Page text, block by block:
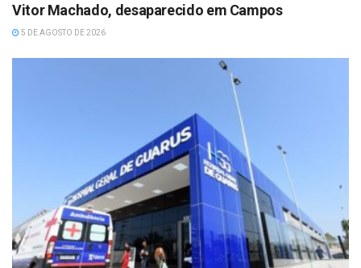
Vitor Machado, desaparecido em Campos
5 DE AGOSTO DE 2026